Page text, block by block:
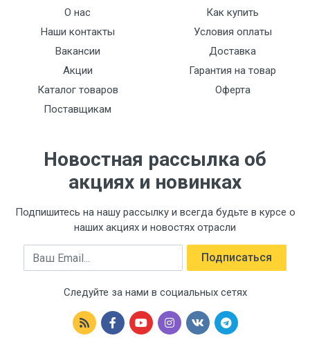
О нас
Наши контакты
Вакансии
Акции
Каталог товаров
Поставщикам
Как купить
Условия оплаты
Доставка
Гарантия на товар
Оферта
Новостная рассылка об
акциях и новинках
Подпишитесь на нашу рассылку и всегда будьте в курсе о
наших акциях и новостях отрасли
Email Подписаться
Следуйте за нами в социальных сетях